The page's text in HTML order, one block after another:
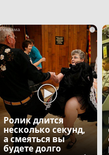
i
Ролик длится
несколько секунд,
а смеяться вы
будете долго